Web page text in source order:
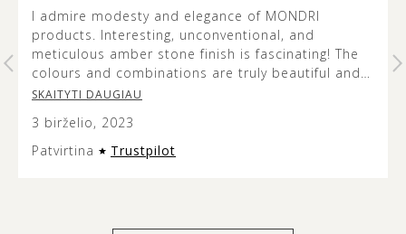
I admire modesty and elegance of MONDRI
products. Interesting, unconventional, and
meticulous amber stone finish is fascinating! The
colours and combinations are truly beautiful and
it’s lovely to see how the metal design does not
jewellery is versatile and modern looking, and the
presentation of it is very aesthetic so it can make
SKAITYTI DAUGIAU
3 birželio, 2023
Patvirtina
Trustpilot